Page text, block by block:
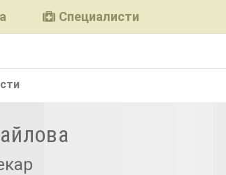
Специалисти